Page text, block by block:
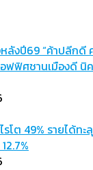
ลังปี69 “ค้าปลีกดี
ฟฟิศชานเมืองดี นิ
รโต 49% รายได้ท